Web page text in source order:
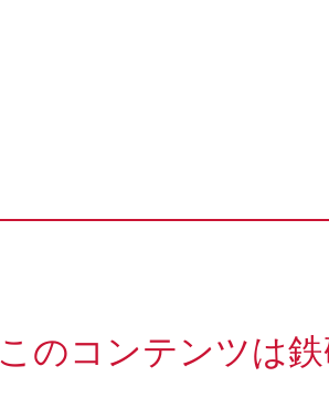
このコンテンツは